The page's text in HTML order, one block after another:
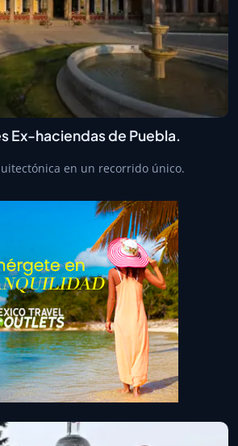
Ex-haciendas de Puebla.
en un recorrido único.